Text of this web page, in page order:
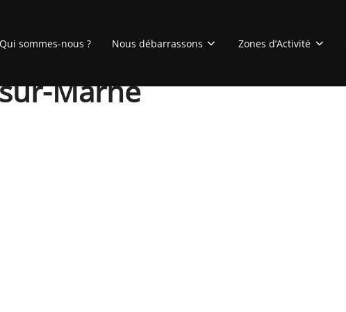
Qui sommes-nous ? Nous débarrassons Zones d’Activité
Marne